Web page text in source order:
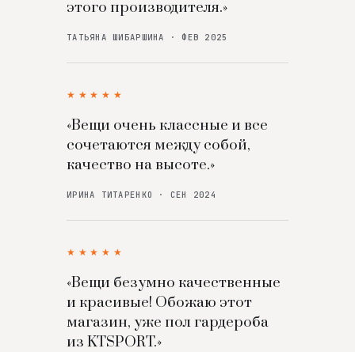
этого производителя.»
ТАТЬЯНА ШИБАРШИНА · ФЕВ 2025
★★★★★
«Вещи очень классные и все
сочетаются между собой,
качество на высоте.»
ИРИНА ТИТАРЕНКО · СЕН 2024
★★★★★
«Вещи безумно качественные
и красивые! Обожаю этот
магазин, уже пол гардероба
из KTSPORT.»